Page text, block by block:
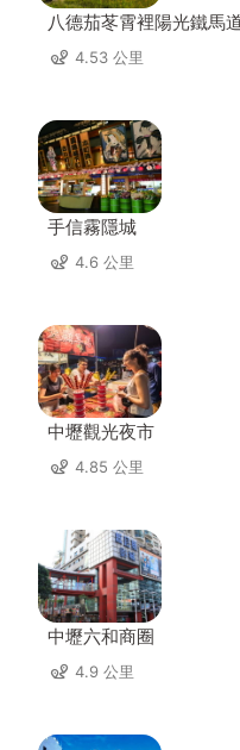
八德茄苳霄裡陽光鐵馬
4.53 公里
手信霧隱城
4.6 公里
中壢觀光夜市
4.85 公里
中壢六和商圈
4.9 公里